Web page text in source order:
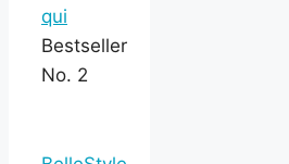
qui
Bestseller
No. 2